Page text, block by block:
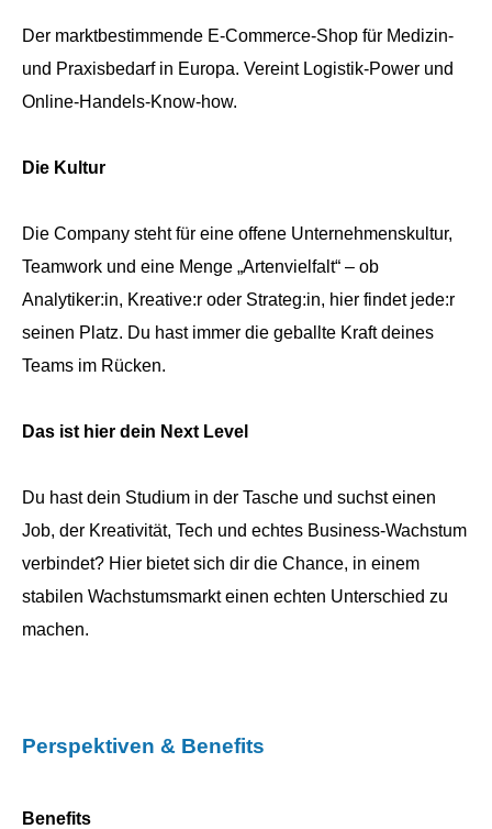
Der marktbestimmende E-Commerce-Shop für Medizin-
und Praxisbedarf in Europa. Vereint Logistik-Power und
Online-Handels-Know-how.
Die Kultur
Die Company steht für eine offene Unternehmenskultur,
Teamwork und eine Menge „Artenvielfalt“ – ob
Analytiker:in, Kreative:r oder Strateg:in, hier findet jede:r
seinen Platz. Du hast immer die geballte Kraft deines
Teams im Rücken.
Das ist hier dein Next Level
Du hast dein Studium in der Tasche und suchst einen
Job, der Kreativität, Tech und echtes Business-Wachstum
verbindet? Hier bietet sich dir die Chance, in einem
stabilen Wachstumsmarkt einen echten Unterschied zu
machen.
Perspektiven & Benefits
Benefits